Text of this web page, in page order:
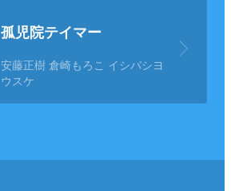
孤児院テイマー
安藤正樹 倉崎もろこ イシバシヨ
ウスケ